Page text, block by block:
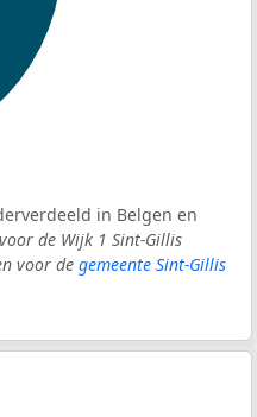
in Belgen en
de Wijk 1 Sint-Gillis
voor de gemeente Sint-Gillis